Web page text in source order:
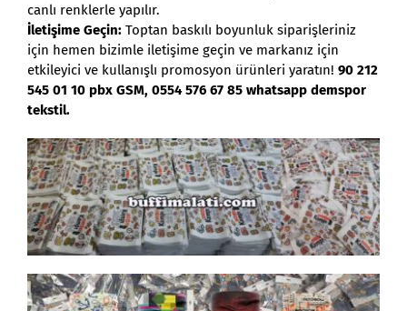
canlı renklerle yapılır.
İletişime Geçin: Toptan baskılı boyunluk siparişleriniz
için hemen bizimle iletişime geçin ve markanız için
etkileyici ve kullanışlı promosyon ürünleri yaratın! 90 212
545 01 10 pbx GSM, 0554 576 67 85 whatsapp demspor
tekstil.